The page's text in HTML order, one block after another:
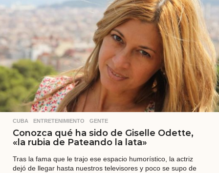
á
s
CUBA ,ENTRETENIMIENTO ,GENTE
Conozca qué ha sido de Giselle Odette,
«la rubia de Pateando la lata»
Tras la fama que le trajo ese espacio humorístico, la actriz
dejó de llegar hasta nuestros televisores y poco se supo de